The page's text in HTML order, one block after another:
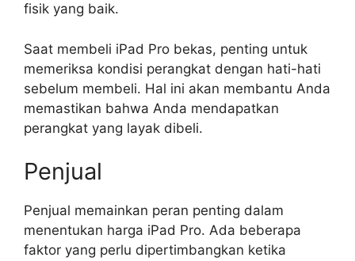
fisik yang baik.
Saat membeli iPad Pro bekas, penting untuk
memeriksa kondisi perangkat dengan hati-hati
sebelum membeli. Hal ini akan membantu Anda
memastikan bahwa Anda mendapatkan
perangkat yang layak dibeli.
Penjual
Penjual memainkan peran penting dalam
menentukan harga iPad Pro. Ada beberapa
faktor yang perlu dipertimbangkan ketika